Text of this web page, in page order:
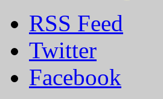
RSS Feed
Twitter
Facebook